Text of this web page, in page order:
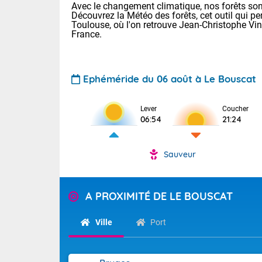
Pour la
Tendance
Avec le changement climatique, nos forêts
Découvrez la Météo des forêts, cet outil qui
Toulouse, où l'on retrouve Jean-Christophe
France.
Ephéméride du 06 août à Le Bouscat
Lever
06:54
Coucher
21:24
Sauveur
A PROXIMITÉ DE LE BOUSCAT
Ville Port
Voici les
: 18/23 Paris
Clermont-
Lille : 19/24
Cet après-
Risque
Sur le Sud-